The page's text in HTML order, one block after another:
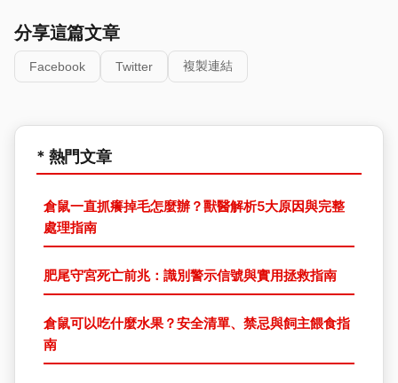
分享這篇文章
Facebook Twitter 複製連結
* 熱門文章
倉鼠一直抓癢掉毛怎麼辦？獸醫解析5大原因與完整
處理指南
肥尾守宮死亡前兆：識別警示信號與實用拯救指南
倉鼠可以吃什麼水果？安全清單、禁忌與飼主餵食指
南